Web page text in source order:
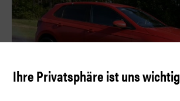
Ihre Privatsphäre ist uns wichtig